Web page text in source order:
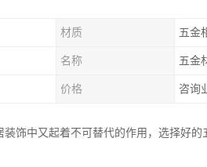
材质 五金
名称 五金
价格 咨询
饰中又起着不可替代的作用，选择好